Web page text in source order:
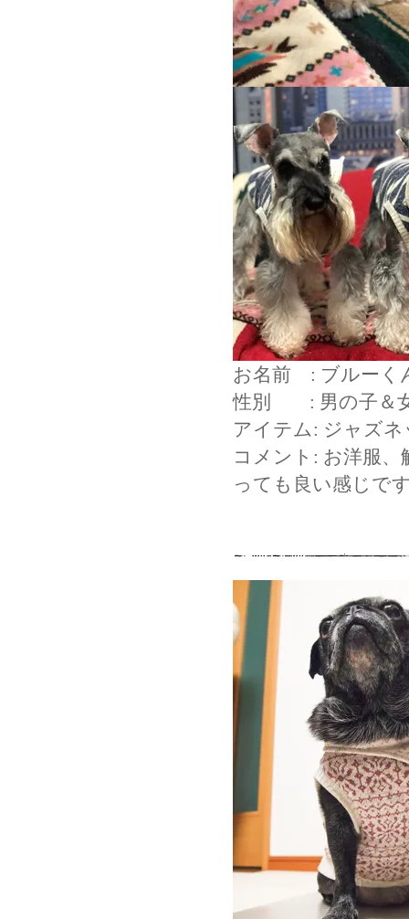
お名前 : ブルーく
性別 : 男の子＆
アイテム: ジャズ
コメント: お洋服
っても良い感じで